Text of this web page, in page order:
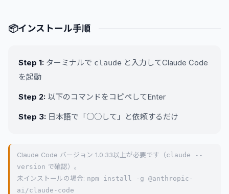
📦インストール手順
Step 1: ターミナルで claude と入力してClaude Code
を起動
Step 2: 以下のコマンドをコピペしてEnter
Step 3: 日本語で「○○して」と依頼するだけ
Claude Code バージョン 1.0.33以上が必要です（claude --
version で確認）。
未インストールの場合: npm install -g @anthropic-
ai/claude-code